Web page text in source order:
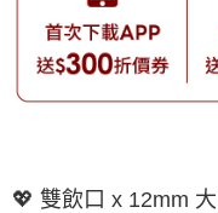
💖 雙飲口 x 12mm